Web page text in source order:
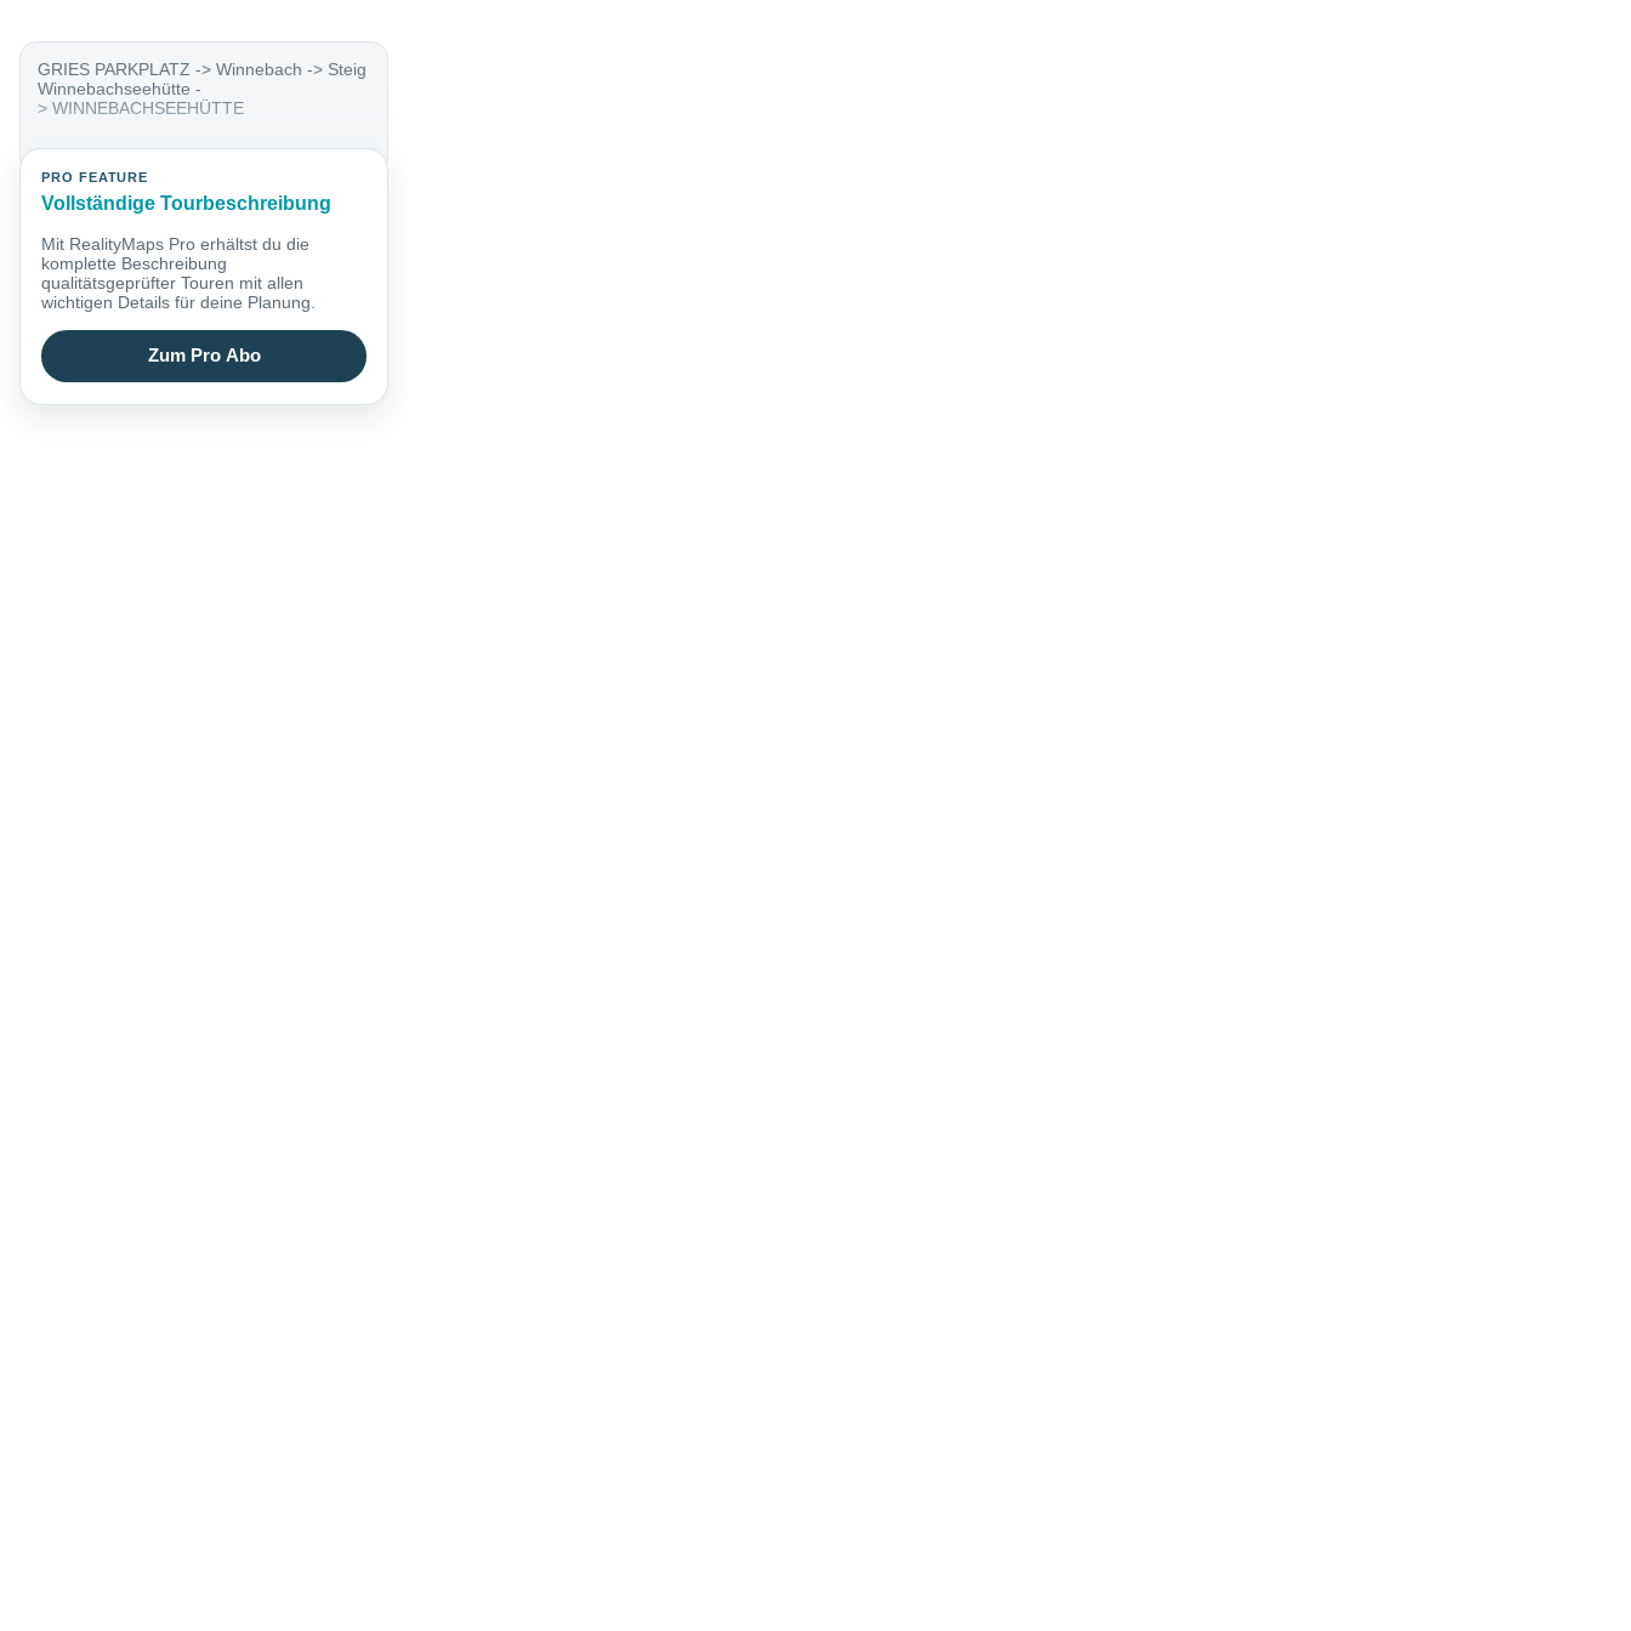
GRIES PARKPLATZ -> Winnebach -> Steig
Winnebachseehütte -
> WINNEBACHSEEHÜTTE
PRO FEATURE
Vollständige Tourbeschreibung
Mit RealityMaps Pro erhältst du die
komplette Beschreibung
qualitätsgeprüfter Touren mit allen
wichtigen Details für deine Planung.
Zum Pro Abo